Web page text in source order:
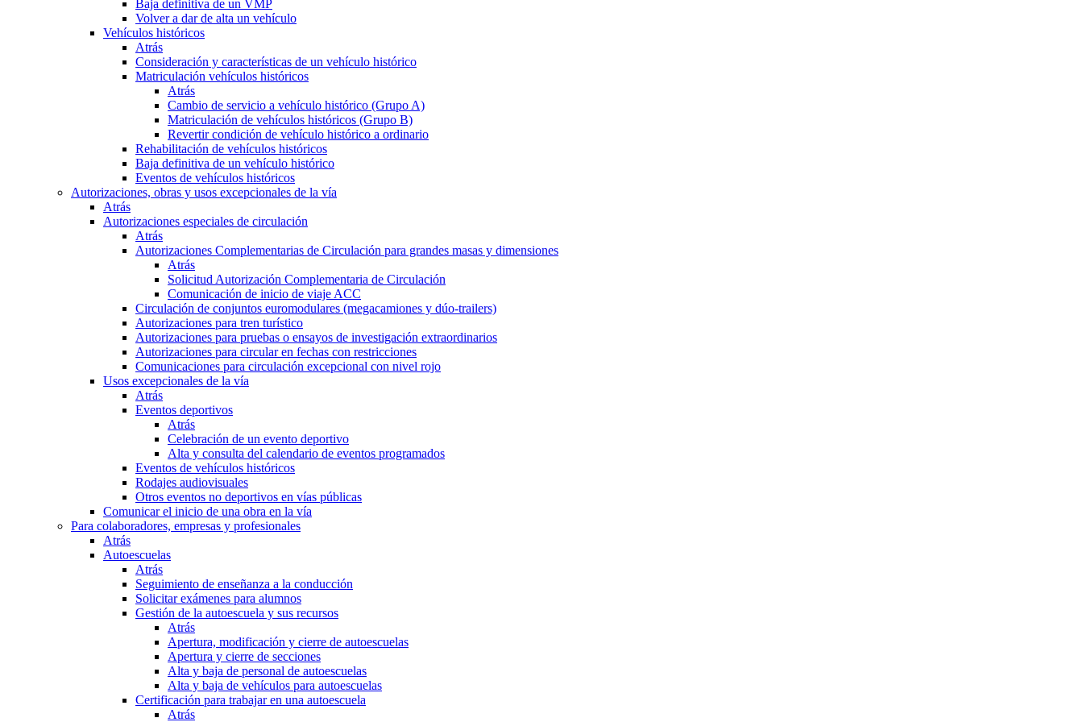
Baja definitiva de un VMP
Volver a dar de alta un vehículo
Vehículos históricos
Atrás
Consideración y características de un vehículo histórico
Matriculación vehículos históricos
Atrás
Cambio de servicio a vehículo histórico (Grupo A)
Matriculación de vehículos históricos (Grupo B)
Revertir condición de vehículo histórico a ordinario
Rehabilitación de vehículos históricos
Baja definitiva de un vehículo histórico
Eventos de vehículos históricos
Autorizaciones, obras y usos excepcionales de la vía
Atrás
Autorizaciones especiales de circulación
Atrás
Autorizaciones Complementarias de Circulación para grandes masas y dimensiones
Atrás
Solicitud Autorización Complementaria de Circulación
Comunicación de inicio de viaje ACC
Circulación de conjuntos euromodulares (megacamiones y dúo-trailers)
Autorizaciones para tren turístico
Autorizaciones para pruebas o ensayos de investigación extraordinarios
Autorizaciones para circular en fechas con restricciones
Comunicaciones para circulación excepcional con nivel rojo
Usos excepcionales de la vía
Atrás
Eventos deportivos
Atrás
Celebración de un evento deportivo
Alta y consulta del calendario de eventos programados
Eventos de vehículos históricos
Rodajes audiovisuales
Otros eventos no deportivos en vías públicas
Comunicar el inicio de una obra en la vía
Para colaboradores, empresas y profesionales
Atrás
Autoescuelas
Atrás
Seguimiento de enseñanza a la conducción
Solicitar exámenes para alumnos
Gestión de la autoescuela y sus recursos
Atrás
Apertura, modificación y cierre de autoescuelas
Apertura y cierre de secciones
Alta y baja de personal de autoescuelas
Alta y baja de vehículos para autoescuelas
Certificación para trabajar en una autoescuela
Atrás